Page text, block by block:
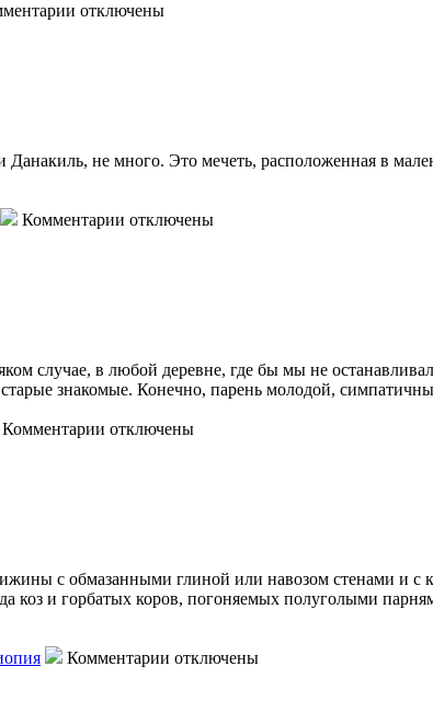
отключены
не много. Это мечеть, расположенная в
Комментарии отключены
случае, в любой деревне, где бы мы не
знакомые. Конечно, парень молодой,
Комментарии отключены
с обмазанными глиной или навозом стенами и с
и горбатых коров, погоняемых полуголыми
Комментарии отключены